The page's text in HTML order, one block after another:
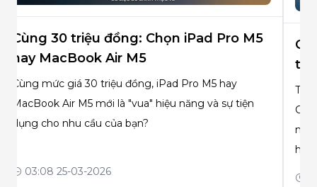
Cùng 30 triệu đồng: Chọn iPad Pro M5
hay MacBook Air M5
Cùng mức giá 30 triệu đồng, iPad Pro M5 hay
MacBook Air M5 mới là "vua" hiệu năng và sự tiện
dụng cho nhu cầu của bạn?
03:08 25-03-2026